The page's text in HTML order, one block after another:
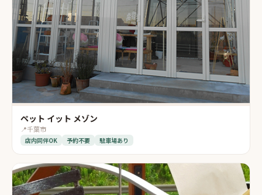
ペット イット メゾン
📍千葉市
店内同伴OK 予約不要 駐車場あり